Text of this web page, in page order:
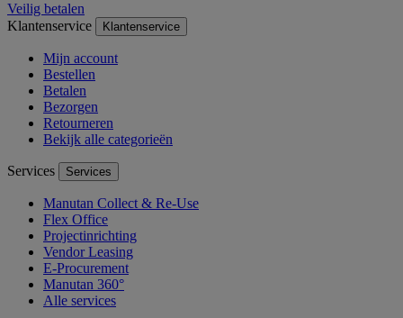
Veilig betalen
Klantenservice
Klantenservice
Mijn account
Bestellen
Betalen
Bezorgen
Retourneren
Bekijk alle categorieën
Services Services
Manutan Collect & Re-Use
Flex Office
Projectinrichting
Vendor Leasing
E-Procurement
Manutan 360°
Alle services